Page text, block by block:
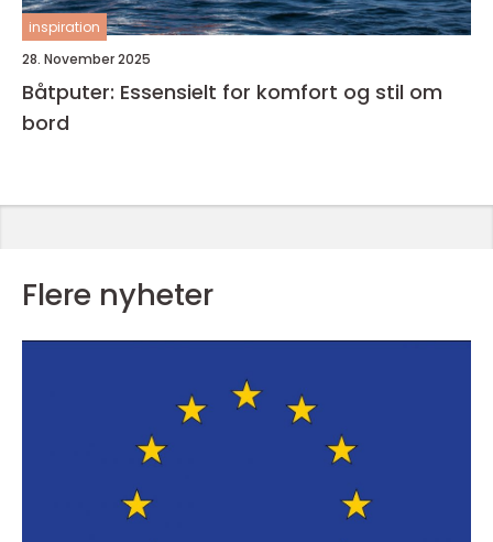
inspiration
28. November 2025
Båtputer: Essensielt for komfort og stil om
bord
Flere nyheter